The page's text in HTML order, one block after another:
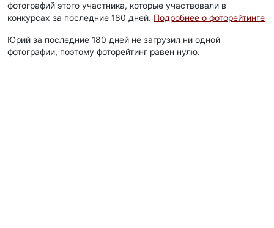
фотографий этого участника, которые участвовали в
конкурсах за последние 180 дней. Подробнее о фоторейтинге
Юрий за последние 180 дней не загрузил ни одной
фотографии, поэтому фоторейтинг равен нулю.